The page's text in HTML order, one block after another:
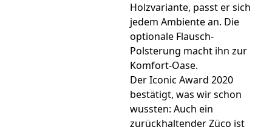
Holzvariante, passt er sich
jedem Ambiente an. Die
optionale Flausch-
Polsterung macht ihn zur
Komfort-Oase.
Der Iconic Award 2020
bestätigt, was wir schon
wussten: Auch ein
zurückhaltender Züco ist